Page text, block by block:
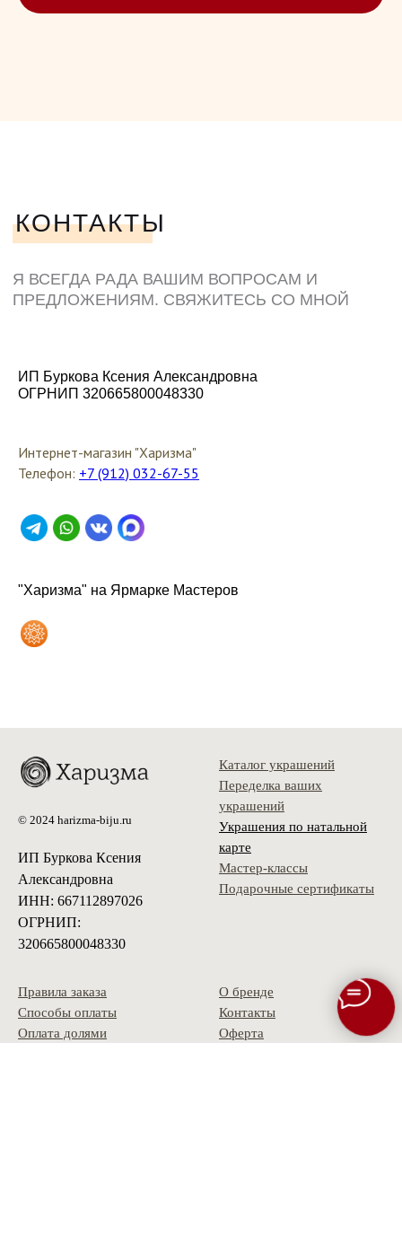
ИП Буркова Ксения Александровна
ОГРНИП 320665800048330
Интернет-магазин "Харизма"
Телефон: +7 (912) 032-67-55
"Харизма" на Ярмарке Мастеров
© 2024 harizma-biju.ru
ИП Буркова Ксения
Александровна
ИНН: 667112897026
ОГРНИП:
320665800048330
Каталог украшений
Переделка ваших
украшений
Украшения по натальной
карте
Мастер-классы
Подарочные сертификаты
Правила заказа
Способы оплаты
Оплата долями
О бренде
Контакты
Оферта